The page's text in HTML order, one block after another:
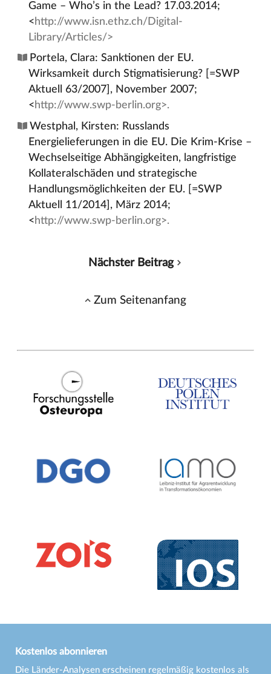
Game – Who’s in the Lead? 17.03.2014;
< http://www.isn.ethz.ch/Digital-
Library/Articles/>
Portela, Clara: Sanktionen der EU.
Wirksamkeit durch Stigmatisierung? [=SWP
Aktuell 63/2007], November 2007;
< http://www.swp-berlin.org>.
Westphal, Kirsten: Russlands
Energielieferungen in die EU. Die Krim-Krise –
Wechselseitige Abhängigkeiten, langfristige
Kollateralschäden und strategische
Handlungsmöglichkeiten der EU. [=SWP
Aktuell 11/2014], März 2014;
< http://www.swp-berlin.org>.
Nächster Beitrag
Zum Seitenanfang
Kostenlos abonnieren
Die Länder-Analysen erscheinen regelmäßig kostenlos als